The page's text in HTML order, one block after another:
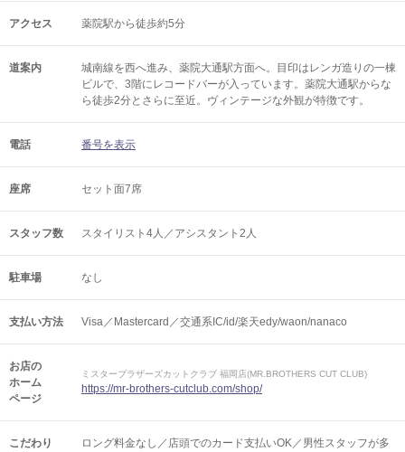
アクセス 薬院駅から徒歩約5分
道案内
城南線を西へ進み、薬院大通駅方面へ。目印はレンガ造りの一棟
ビルで、3階にレコードバーが入っています。薬院大通駅からな
ら徒歩2分とさらに至近。ヴィンテージな外観が特徴です。
電話 番号を表示
座席 セット面7席
スタッフ数 スタイリスト4人／アシスタント2人
駐車場 なし
支払い方法 Visa／Mastercard／交通系IC/id/楽天edy/waon/nanaco
お店の
ホーム
ページ
ミスターブラザーズカットクラブ 福岡店(MR.BROTHERS CUT CLUB)
https://mr-brothers-cutclub.com/shop/
こだわり
ロング料金なし／店頭でのカード支払いOK／男性スタッフが多